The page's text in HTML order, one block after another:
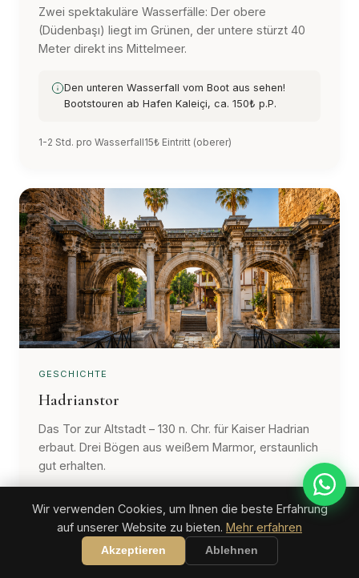
Zwei spektakuläre Wasserfälle: Der obere
(Düdenbaşı) liegt im Grünen, der untere stürzt 40
Meter direkt ins Mittelmeer.
Den unteren Wasserfall vom Boot aus sehen!
Bootstouren ab Hafen Kaleiçi, ca. 150₺ p.P.
1-2 Std. pro Wasserfall15₺ Eintritt (oberer)
GESCHICHTE
Hadrianstor
Das Tor zur Altstadt – 130 n. Chr. für Kaiser Hadrian
erbaut. Drei Bögen aus weißem Marmor, erstaunlich
gut erhalten.
Früh morgens kommen für Fotos ohne
Menschenmassen.
Kostenlos
Wir verwenden Cookies, um Ihnen die beste Erfahrung
auf unserer Website zu bieten. Mehr erfahren
Akzeptieren Ablehnen